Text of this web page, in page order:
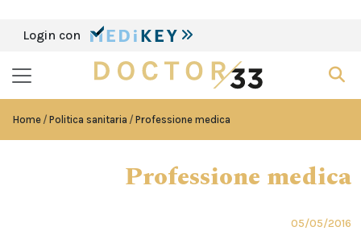
Login con
Home Politica sanitaria Professione medica
Professione medica
05/05/2016